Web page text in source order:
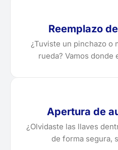
Reemplazo
¿Tuviste un pinchazo o
rueda? Vamos donde
Apertura de
¿Olvidaste las llaves
de forma segura,